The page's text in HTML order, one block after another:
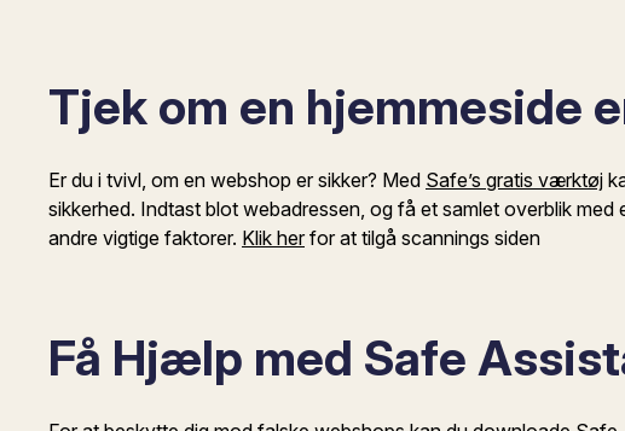
Tjek om en hjemmeside
Er du i tvivl, om en webshop er sikker? Med Safe’s gratis værktøj
sikkerhed. Indtast blot webadressen, og få et samlet overblik
andre vigtige faktorer. Klik her for at tilgå scannings siden
Få Hjælp med Safe